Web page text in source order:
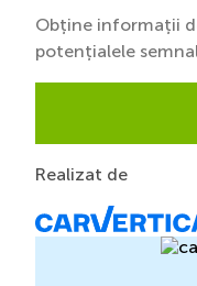
raspunderea pentru
accidentale, omisiuni
ferme pentru
de a se asigura de
verificarea
office@cleauto.ro 📲
Obține informații
potențialele
Realizat de